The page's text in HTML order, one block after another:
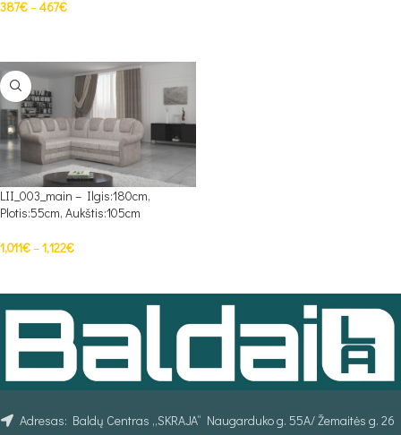
387€–467€
LII_003_main – Ilgis:180cm,
Plotis:55cm, Aukštis:105cm
1,011€–1,122€
Adresas: Baldų Centras „SKRAJA“ Naugarduko g. 55A/ Žemaitės g. 26